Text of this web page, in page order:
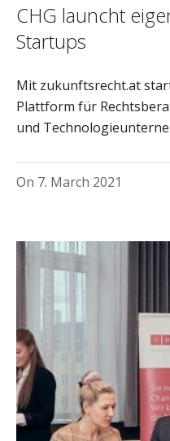
CHG launcht
Startups
Mit zukunftsrecht.at
Plattform für
und
On 7. March 2021